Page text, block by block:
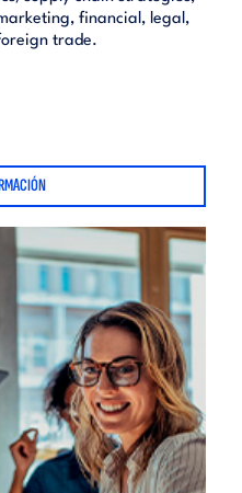
financial, legal,
trade.